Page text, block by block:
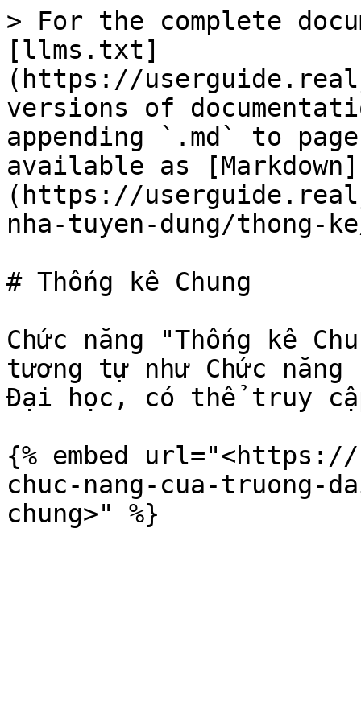
> For the complete
[llms.txt]
(https://
versions of
appending `.md` to
available as [Markdown]
(https://
nha-tuyen-dung/thong-
# Thống kê Chung
Chức năng "Thống kê
tương tự như Chức năng
Đại học, có thể truy
{% embed
chuc-nang-cua-truong-